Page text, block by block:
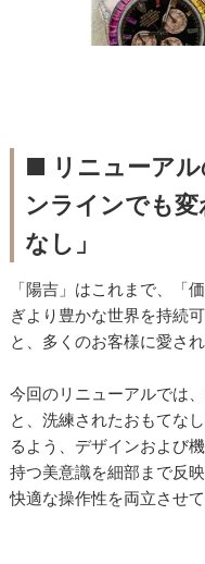
■ リニューア
ンラインでも
なし」
「陽吉」はこれまで、「
ぎより豊かな世界を持続
と、多くのお客様に愛さ
今回のリニューアルでは
と、洗練されたおもてな
るよう、デザインおよび
持つ美意識を細部まで反
快適な操作性を両立させて